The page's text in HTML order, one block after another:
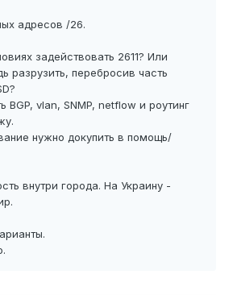
адресов /26.
задействовать 2611? Или
разрузить, перебросив часть
BGP, vlan, SNMP, netflow и роутинг
нужно докупить в помощь/
внутри города. На Украину -